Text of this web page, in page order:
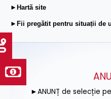
►Hartă site
►Fii pregătit pentru situații de
►ANUNȚ de selecție